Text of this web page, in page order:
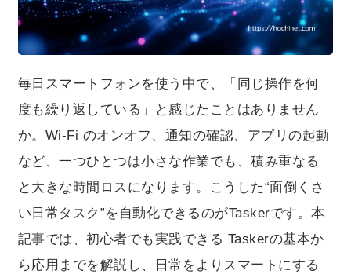
毎日スマートフォンを使う中で、「同じ操作を何
度も繰り返している」と感じたことはありません
か。Wi-Fi のオンオフ、通知の確認、アプリの起動
など、一つひとつは小さな作業でも、積み重なる
と大きな時間ロスになります。こうした“面倒くさ
い日常タスク”を自動化できるのがTaskerです。本
記事では、初心者でも実践できる Taskerの基本か
ら応用までを解説し、日常をよりスマートにする